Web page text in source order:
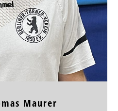
Stationen
Maurer